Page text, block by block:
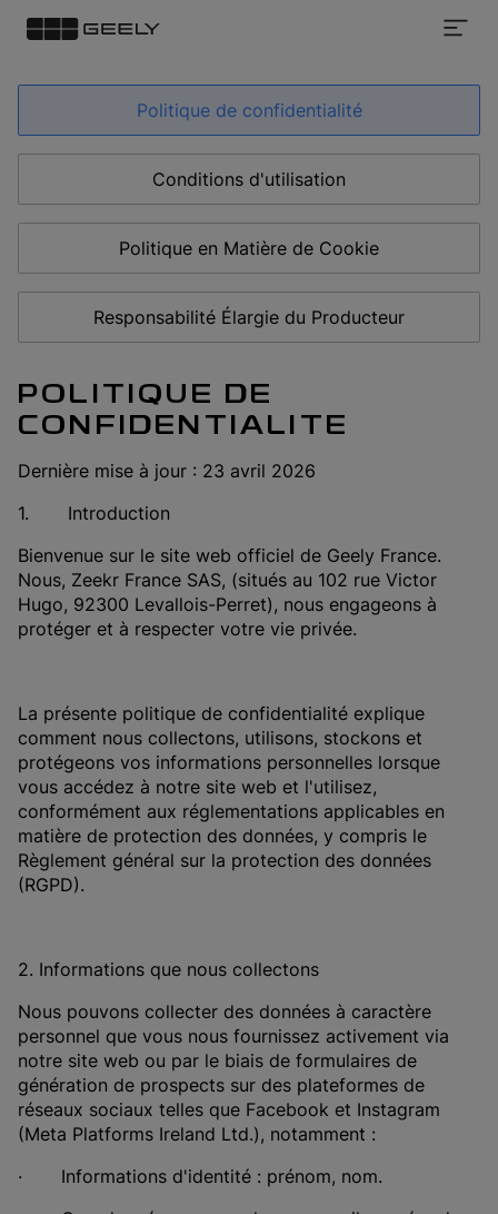
Politique de confidentialité
Conditions d'utilisation
Politique en Matière de Cookie
Responsabilité Élargie du Producteur
POLITIQUE DE
CONFIDENTIALITE
Dernière mise à jour : 23 avril 2026
1. Introduction
Bienvenue sur le site web officiel de Geely France.
Nous, Zeekr France SAS, (situés au 102 rue Victor
Hugo, 92300 Levallois-Perret), nous engageons à
protéger et à respecter votre vie privée.
La présente politique de confidentialité explique
comment nous collectons, utilisons, stockons et
protégeons vos informations personnelles lorsque
vous accédez à notre site web et l'utilisez,
conformément aux réglementations applicables en
matière de protection des données, y compris le
Règlement général sur la protection des données
(RGPD).
2. Informations que nous collectons
Nous pouvons collecter des données à caractère
personnel que vous nous fournissez activement via
notre site web ou par le biais de formulaires de
génération de prospects sur des plateformes de
réseaux sociaux telles que Facebook et Instagram
(Meta Platforms Ireland Ltd.), notamment :
· Informations d'identité : prénom, nom.